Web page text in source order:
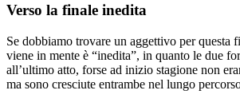
Verso la finale inedita
Se dobbiamo trovare un aggettivo per questa
viene in mente è “inedita”, in quanto le due
all’ultimo atto, forse ad inizio stagione non
ma sono cresciute entrambe nel lungo